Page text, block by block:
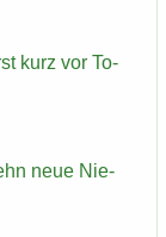
kurz vor To­
neue Nie­